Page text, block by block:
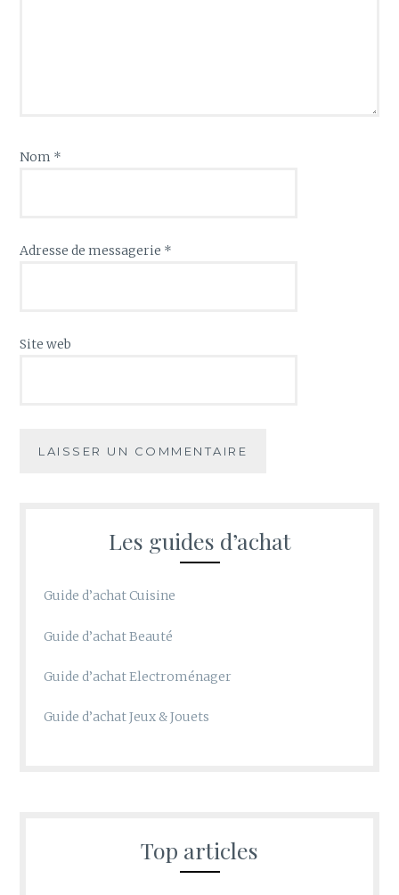
Nom *
Adresse de messagerie *
Site web
Les guides d’achat
Guide d’achat Cuisine
Guide d’achat Beauté
Guide d’achat Electroménager
Guide d’achat Jeux & Jouets
Top articles